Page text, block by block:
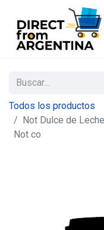
Todos los productos
Not Dulce de
Not co